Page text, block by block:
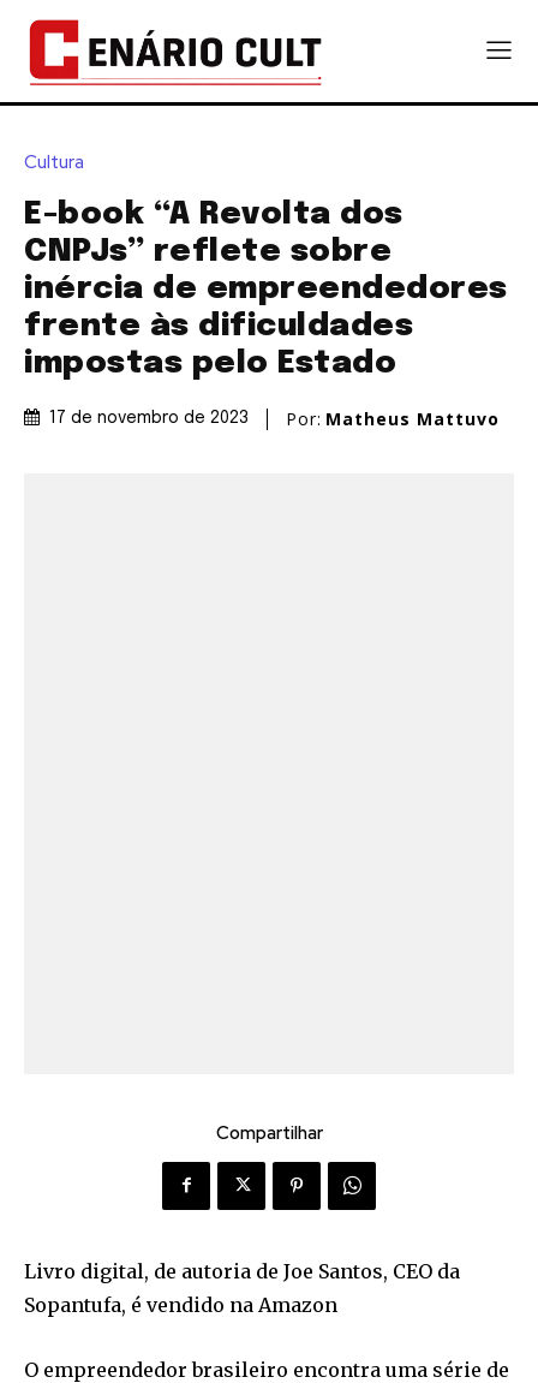
Cultura
E-book “A Revolta dos
CNPJs” reflete sobre
inércia de empreendedores
frente às dificuldades
impostas pelo Estado
17 de novembro de 2023 Por: Matheus Mattuvo
Compartilhar
Livro digital, de autoria de Joe Santos, CEO da
Sopantufa, é vendido na Amazon
O empreendedor brasileiro encontra uma série de